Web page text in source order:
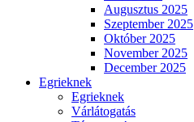
Augusztus 2025
Szeptember 2025
Október 2025
November 2025
December 2025
Egrieknek
Egrieknek
Várlátogatás